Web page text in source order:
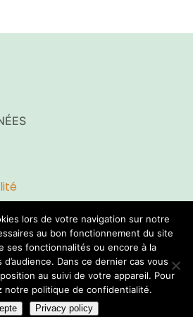
© 2026 Vivre vert –
lors de votre navigation sur notre
au bon fonctionnement du site
ses fonctionnalités ou encore à la
Dans ce dernier cas vous
au suivi de votre appareil. Pour
notre politique de confidentialité.
Privacy policy